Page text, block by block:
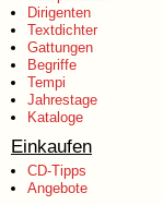
Dirigenten
Textdichter
Gattungen
Begriffe
Tempi
Jahrestage
Kataloge
Einkaufen
CD-Tipps
Angebote